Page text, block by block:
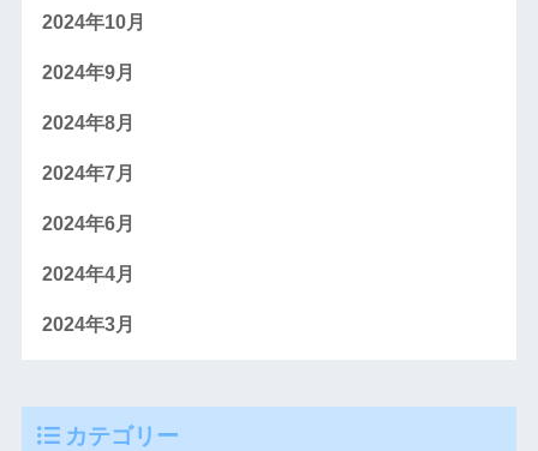
2024年10月
2024年9月
2024年8月
2024年7月
2024年6月
2024年4月
2024年3月
カテゴリー